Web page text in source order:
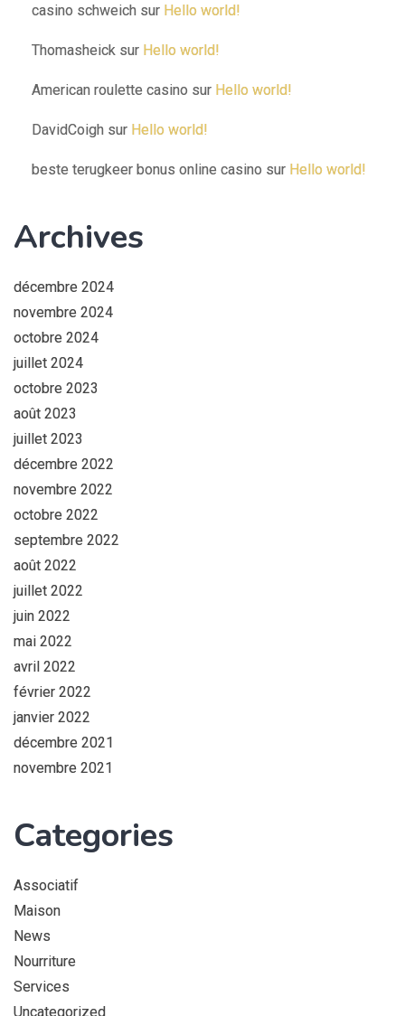
casino schweich sur Hello world!
Thomasheick sur Hello world!
American roulette casino sur Hello world!
DavidCoigh sur Hello world!
beste terugkeer bonus online casino sur Hello world!
Archives
décembre 2024
novembre 2024
octobre 2024
juillet 2024
octobre 2023
août 2023
juillet 2023
décembre 2022
novembre 2022
octobre 2022
septembre 2022
août 2022
juillet 2022
juin 2022
mai 2022
avril 2022
février 2022
janvier 2022
décembre 2021
novembre 2021
Categories
Associatif
Maison
News
Nourriture
Services
Uncategorized